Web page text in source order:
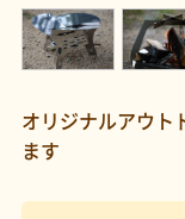
オリジナルアウト
ます